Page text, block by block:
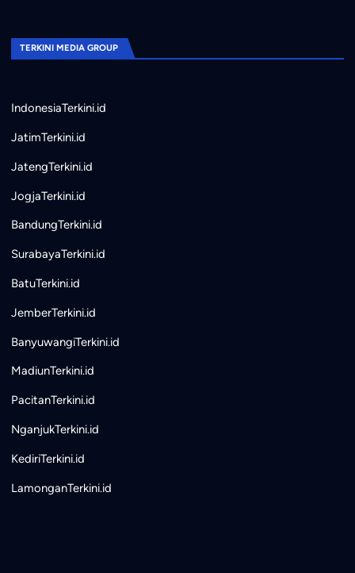
TERKINI MEDIA GROUP
IndonesiaTerkini.id
JatimTerkini.id
JatengTerkini.id
JogjaTerkini.id
BandungTerkini.id
SurabayaTerkini.id
BatuTerkini.id
JemberTerkini.id
BanyuwangiTerkini.id
MadiunTerkini.id
PacitanTerkini.id
NganjukTerkini.id
KediriTerkini.id
LamonganTerkini.id